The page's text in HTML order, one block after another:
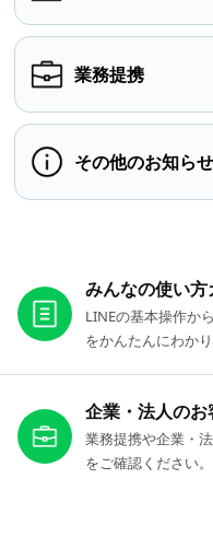
業務提携
その他のお知らせ
みんなの使い方
LINEの基本操作か
をかんたんにわか
企業・法人のお
業務提携や企業・
をご確認ください。